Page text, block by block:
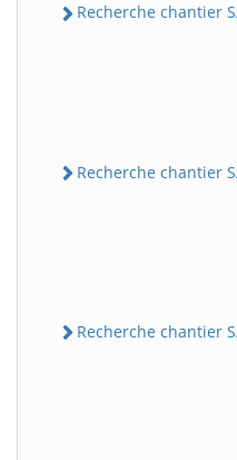
Recherche chantier
Recherche chantier
Recherche chantier